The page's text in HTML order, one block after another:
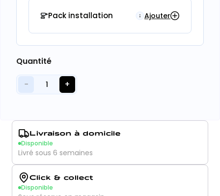
Pack installation Ajouter
Quantité
− 1 +
Livraison à domicile
Disponible
Livré sous 6 semaines
Click & collect
Disponible